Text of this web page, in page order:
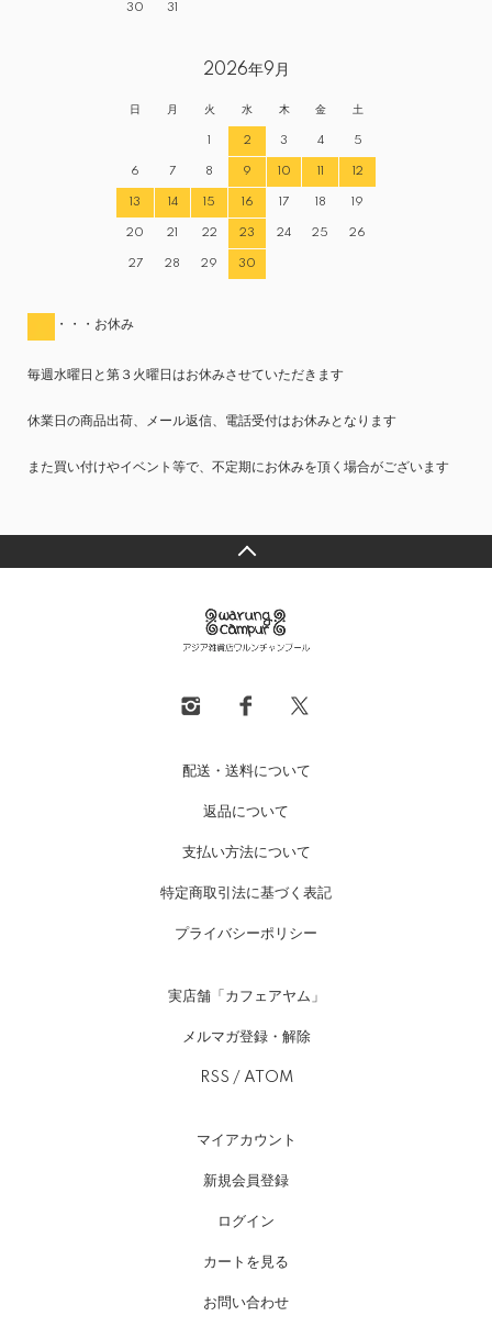
30 31
2026年9月
日 月 火 水 木 金 土
1 2 3 4 5
6 7 8 9 10 11 12
13 14 15 16 17 18 19
20 21 22 23 24 25 26
27 28 29 30
・・・お休み
毎週水曜日と第３火曜日はお休みさせていただきます
休業日の商品出荷、メール返信、電話受付はお休みとなります
また買い付けやイベント等で、不定期にお休みを頂く場合がございます
配送・送料について
返品について
支払い方法について
特定商取引法に基づく表記
プライバシーポリシー
実店舗「カフェアヤム」
メルマガ登録・解除
RSS / ATOM
マイアカウント
新規会員登録
ログイン
カートを見る
お問い合わせ